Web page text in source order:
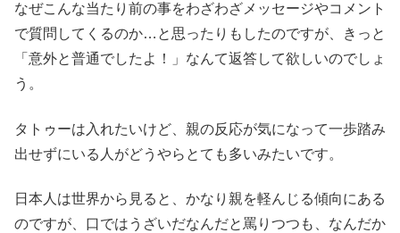
なぜこんな当たり前の事をわざわざメッセージやコメント
で質問してくるのか…と思ったりもしたのですが、きっと
「意外と普通でしたよ！」なんて返答して欲しいのでしょ
う。
タトゥーは入れたいけど、親の反応が気になって一歩踏み
出せずにいる人がどうやらとても多いみたいです。
日本人は世界から見ると、かなり親を軽んじる傾向にある
のですが、口ではうざいだなんだと罵りつつも、なんだか